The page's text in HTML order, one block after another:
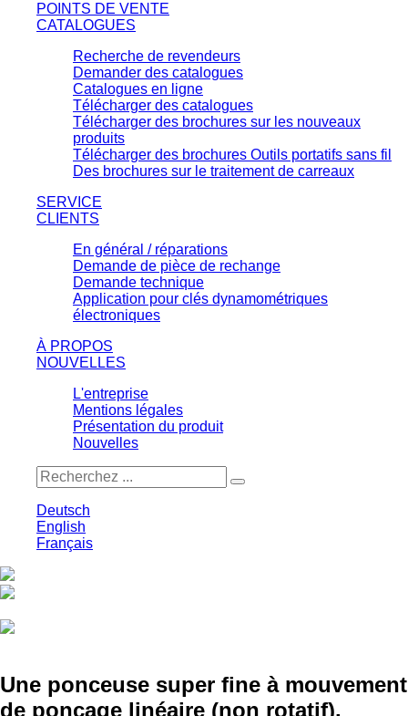
POINTS DE VENTE
CATALOGUES
Recherche de revendeurs
Demander des catalogues
Catalogues en ligne
Télécharger des catalogues
Télécharger des brochures sur les nouveaux
produits
Télécharger des brochures Outils portatifs sans fil
Des brochures sur le traitement de carreaux
SERVICE
CLIENTS
En général / réparations
Demande de pièce de rechange
Demande technique
Application pour clés dynamométriques
électroniques
À PROPOS
NOUVELLES
L'entreprise
Mentions légales
Présentation du produit
Nouvelles
Deutsch
English
Français
Une ponceuse super fine à mouvement
de ponçage linéaire (non rotatif).